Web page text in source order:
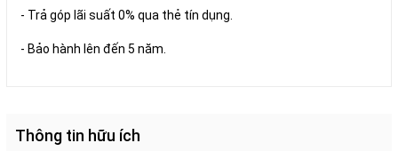
- Trả góp lãi suất 0% qua thẻ tín dụng.
- Bảo hành lên đến 5 năm.
Thông tin hữu ích